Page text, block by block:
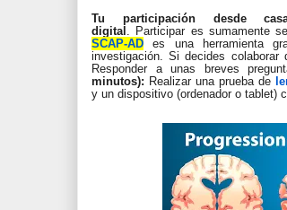
Tu participación desde
digital . Participar es sumamente
SCAP-AD es una herramienta
investigación. Si decides
Responder a unas breves
minutos): Realizar una prueba de
y un dispositivo (ordenador o tablet)